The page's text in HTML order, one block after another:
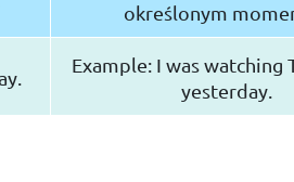
określonym
Example: I was watching
yesterday.